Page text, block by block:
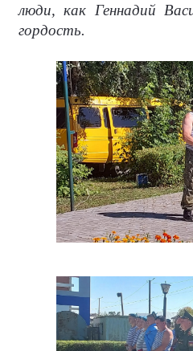
люди, как Геннадий
гордость.